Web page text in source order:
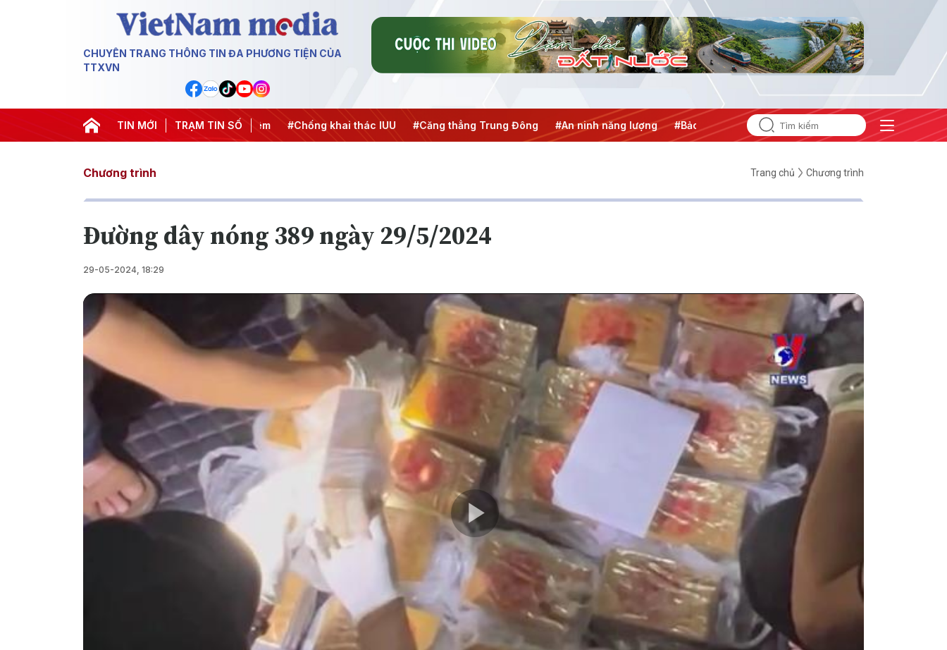
CHUYÊN TRANG THÔNG TIN ĐA PHƯƠNG TIỆN CỦA
TTXVN
TIN MỚI TRẠM TIN SỐ
thành hành động #Chiến dịch 500 ngày đêm #Chống khai thác IUU #Căng thẳng Trung Đông #An ninh năng lượng #Bảo vệ nền tảng tư tưởng của Đảng
Chương trình Trang chủ Chương trình
Đường dây nóng 389 ngày 29/5/2024
29-05-2024, 18:29
Play
Video